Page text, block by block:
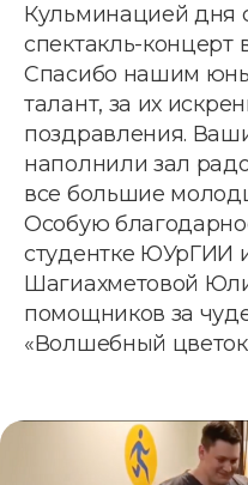
Кульминацией дня
спектакль-концерт
Спасибо нашим
талант, за их
поздравления.
наполнили зал
все большие
Особую
студентке ЮУрГИИ
Шагиахметовой
помощников за
«Волшебный